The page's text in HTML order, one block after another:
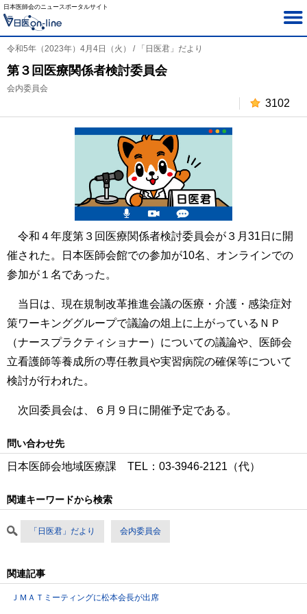
日本医師会のニュースポータルサイト
令和5年（2023年）4月4日（火） / 「日医君」だより
第３回医療関係者検討委員会
会内委員会
3102
令和４年度第３回医療関係者検討委員会が３月31日に開
催された。日本医師会館での参加が10名、オンラインでの
参加が１名であった。
当日は、現在規制改革推進会議の医療・介護・感染症対
策ワーキンググループで議論の俎上に上がっているＮＰ
（ナースプラクティショナー）についての議論や、医師会
立看護師等養成所の専任教員や実習病院の確保等について
検討が行われた。
次回委員会は、６月９日に開催予定である。
問い合わせ先
日本医師会地域医療課 TEL：03‐3946‐2121（代）
関連キーワードから検索
「日医君」だより 会内委員会
関連記事
ＪＭＡＴミーティングに松本会長が出席